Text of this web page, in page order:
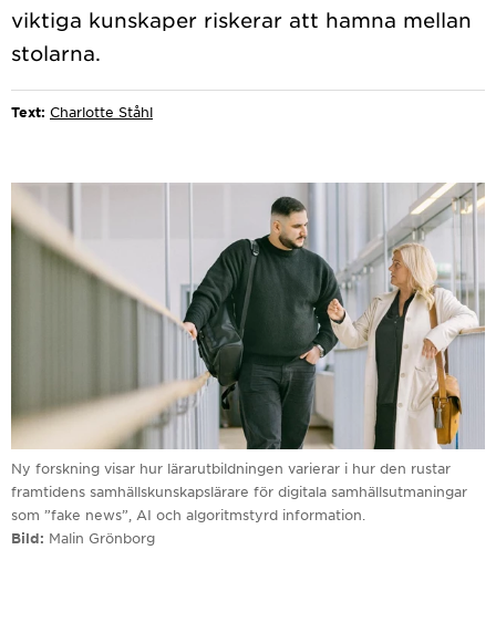
viktiga kunskaper riskerar att hamna mellan
Text: Charlotte Ståhl
Ny forskning visar hur lärarutbildningen varierar i hur den rustar
framtidens samhällskunskapslärare för digitala samhällsutmaningar
som ”fake news”, AI och algoritmstyrd information.
Bild
Malin Grönborg